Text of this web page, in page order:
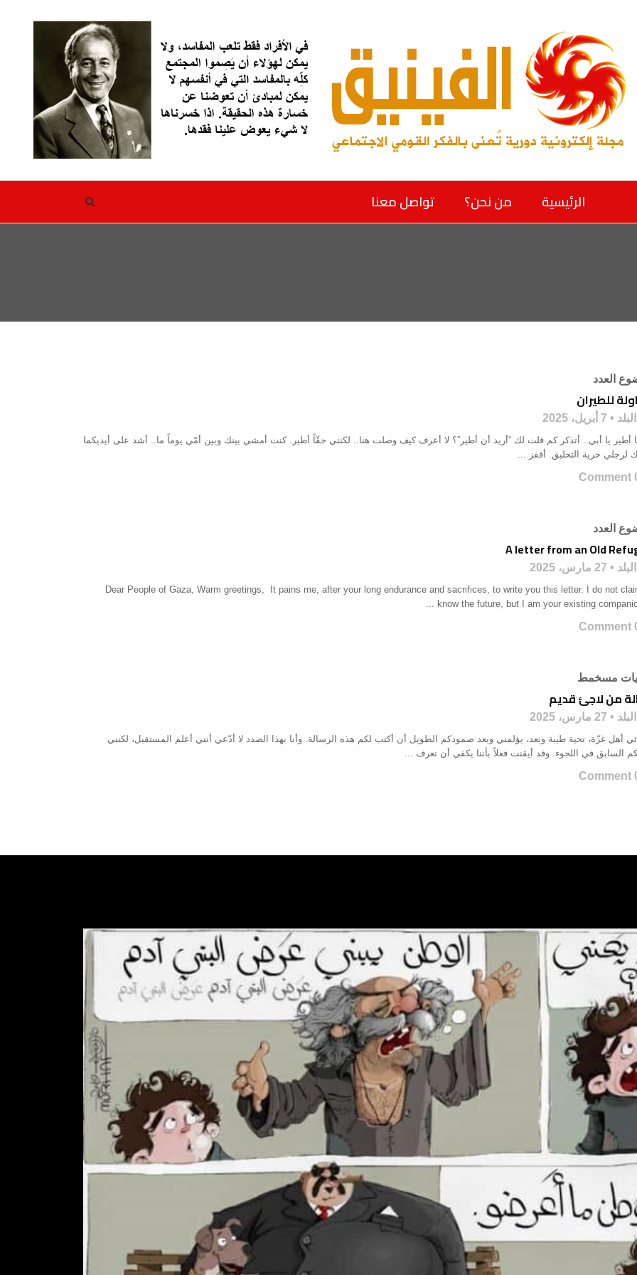
الرئيسية من نحن؟ تواصل معنا
العدد
للطيران
7 أبريل، 2025
أطير يا أبي.. أتذكر كم قلت لك “أريد أن أطير”؟ لا أعرف كيف وصلت هنا.. لكنني حقّاً أطير. كنت أمشي بينك وبين أمّي يوماً ما.. أشد على أيديكما
لرجلي حرية التحليق. أقفز ...
0
العدد
A letter from an Old
27 مارس، 2025
Dear People of Gaza, Warm greetings, It pains me, after your long endurance and sacrifices, to write you this letter. I do not
know the future, but I am your existing companion
0
مسخمط
من لاجئ قديم
27 مارس، 2025
أهل غزّة، تحية طيبة وبعد، يؤلمني وبعد صمودكم الطويل أن أكتب لكم هذه الرسالة. وأنا بهذا الصدد لا أدّعي أنني أعلم المستقبل، لكنني
السابق في اللجوء. وقد أيقنت فعلاً بأننا يكفي أن نعرف ...
0